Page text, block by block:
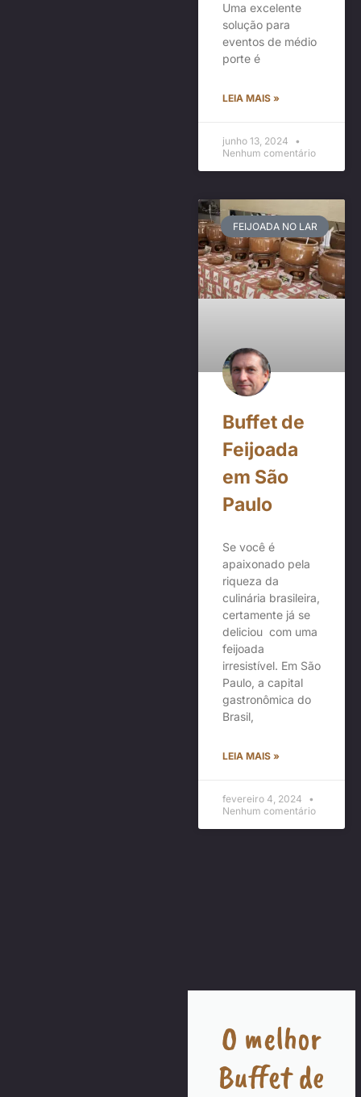
Uma excelente
solução para
eventos de médio
porte é
LEIA MAIS »
junho 13, 2024
Nenhum comentário
FEIJOADA NO LAR
Buffet de
Feijoada
em São
Paulo
Se você é
apaixonado pela
riqueza da
culinária brasileira,
certamente já se
deliciou com uma
feijoada
irresistível. Em São
Paulo, a capital
gastronômica do
Brasil,
LEIA MAIS »
fevereiro 4, 2024
Nenhum comentário
O melhor
Buffet de